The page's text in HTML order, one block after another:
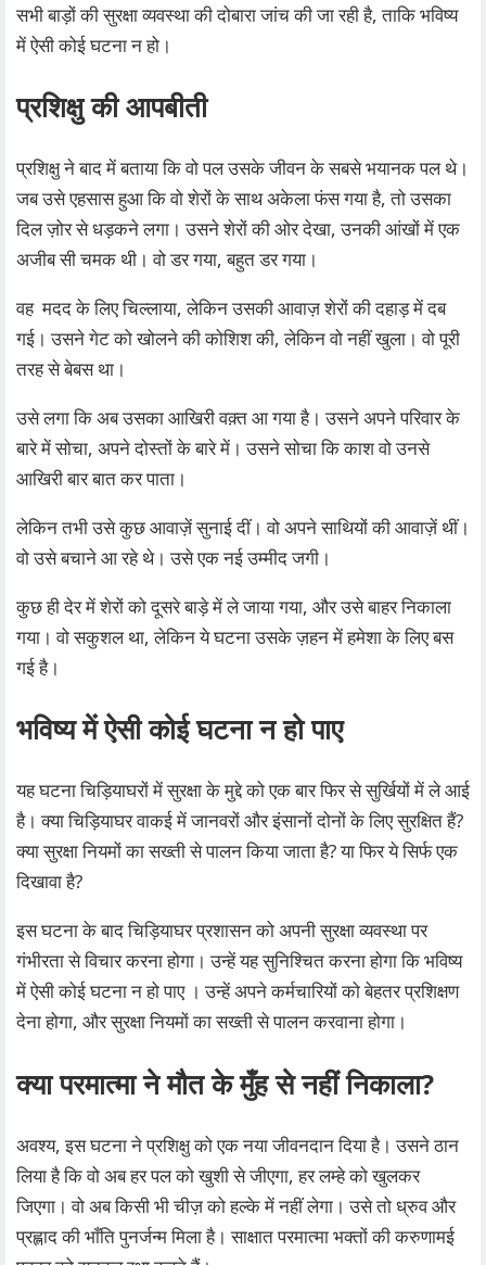
सभी बाड़ों की सुरक्षा व्यवस्था की दोबारा जांच की जा रही है, ताकि भविष्य
में ऐसी कोई घटना न हो।
प्रशिक्षु की आपबीती
प्रशिक्षु ने बाद में बताया कि वो पल उसके जीवन के सबसे भयानक पल थे।
जब उसे एहसास हुआ कि वो शेरों के साथ अकेला फंस गया है, तो उसका
दिल ज़ोर से धड़कने लगा। उसने शेरों की ओर देखा, उनकी आंखों में एक
अजीब सी चमक थी। वो डर गया, बहुत डर गया।
वह मदद के लिए चिल्लाया, लेकिन उसकी आवाज़ शेरों की दहाड़ में दब
गई। उसने गेट को खोलने की कोशिश की, लेकिन वो नहीं खुला। वो पूरी
तरह से बेबस था।
उसे लगा कि अब उसका आखिरी वक़्त आ गया है। उसने अपने परिवार के
बारे में सोचा, अपने दोस्तों के बारे में। उसने सोचा कि काश वो उनसे
आखिरी बार बात कर पाता।
लेकिन तभी उसे कुछ आवाज़ें सुनाई दीं। वो अपने साथियों की आवाज़ें थीं।
वो उसे बचाने आ रहे थे। उसे एक नई उम्मीद जगी।
कुछ ही देर में शेरों को दूसरे बाड़े में ले जाया गया, और उसे बाहर निकाला
गया। वो सकुशल था, लेकिन ये घटना उसके ज़हन में हमेशा के लिए बस
गई है।
भविष्य में ऐसी कोई घटना न हो पाए
यह घटना चिड़ियाघरों में सुरक्षा के मुद्दे को एक बार फिर से सुर्खियों में ले आई
है। क्या चिड़ियाघर वाकई में जानवरों और इंसानों दोनों के लिए सुरक्षित हैं?
क्या सुरक्षा नियमों का सख्ती से पालन किया जाता है? या फिर ये सिर्फ एक
दिखावा है?
इस घटना के बाद चिड़ियाघर प्रशासन को अपनी सुरक्षा व्यवस्था पर
गंभीरता से विचार करना होगा। उन्हें यह सुनिश्चित करना होगा कि भविष्य
में ऐसी कोई घटना न हो पाए । उन्हें अपने कर्मचारियों को बेहतर प्रशिक्षण
देना होगा, और सुरक्षा नियमों का सख्ती से पालन करवाना होगा।
क्या परमात्मा ने मौत के मुँह से नहीं निकाला?
अवश्य, इस घटना ने प्रशिक्षु को एक नया जीवनदान दिया है। उसने ठान
लिया है कि वो अब हर पल को खुशी से जीएगा, हर लम्हे को खुलकर
जिएगा। वो अब किसी भी चीज़ को हल्के में नहीं लेगा। उसे तो ध्रुव और
प्रह्लाद की भाँति पुनर्जन्म मिला है। साक्षात परमात्मा भक्तों की करुणामई